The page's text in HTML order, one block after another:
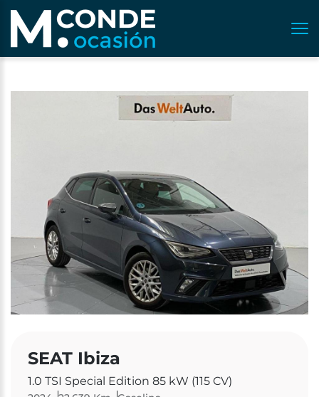
SEAT Ibiza
1.0 TSI Special Edition 85 kW (115 CV)